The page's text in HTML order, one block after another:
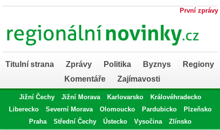
První zprávy
Titulní strana Zprávy Politika Byznys
Regiony
Komentáře
Zajímavosti
Jižní Čechy Jižní Morava Karlovarsko
Královéhradecko
Liberecko
Severní Morava Olomoucko Pardubicko
Plzeňsko
Praha
Střední Čechy Ústecko Vysočina Zlínsko